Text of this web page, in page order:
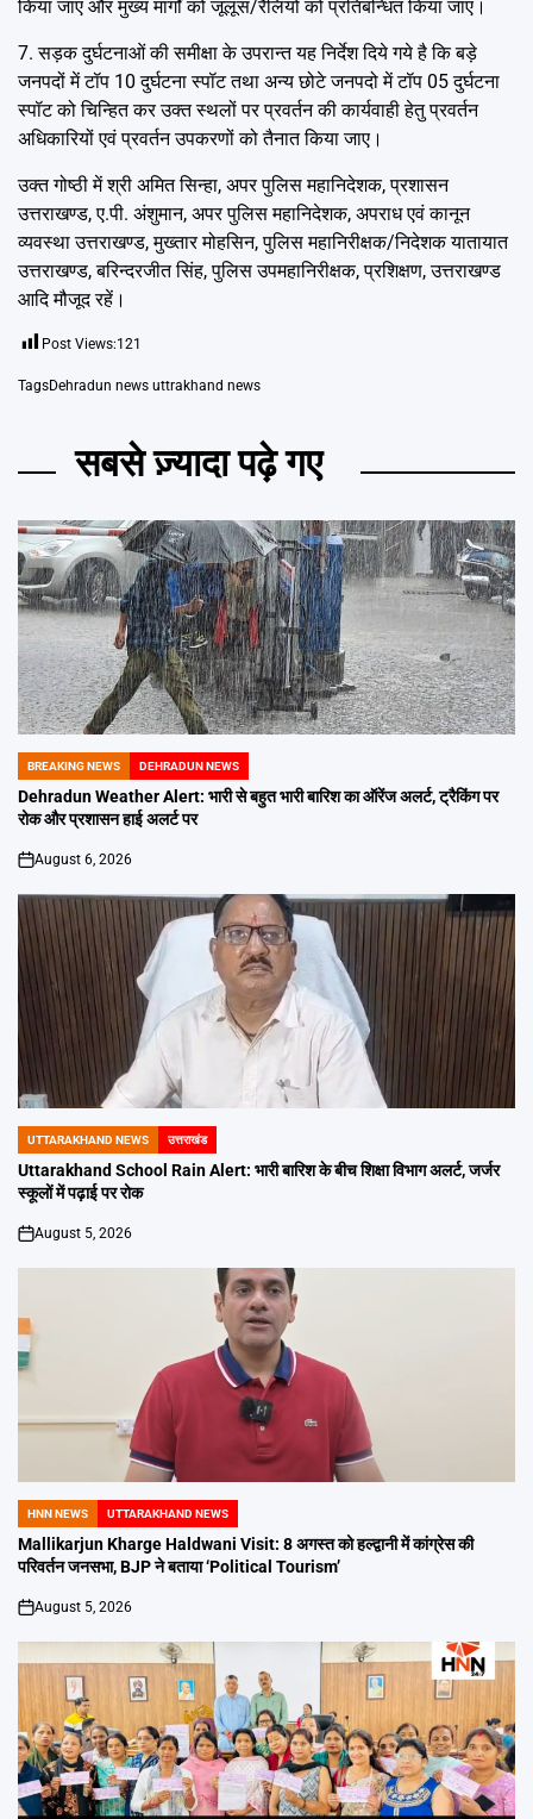
किया जाए और मुख्य मार्गों को जूलूस/रैलियों को प्रतिबन्धित किया जाए।
7. सड़क दुर्घटनाओं की समीक्षा के उपरान्त यह निर्देश दिये गये है कि बड़े
जनपदों में टॉप 10 दुर्घटना स्पॉट तथा अन्य छोटे जनपदो में टॉप 05 दुर्घटना
स्पॉट को चिन्हित कर उक्त स्थलों पर प्रवर्तन की कार्यवाही हेतु प्रवर्तन
अधिकारियों एवं प्रवर्तन उपकरणों को तैनात किया जाए।
उक्त गोष्ठी में श्री अमित सिन्हा, अपर पुलिस महानिदेशक, प्रशासन
उत्तराखण्ड, ए.पी. अंशुमान, अपर पुलिस महानिदेशक, अपराध एवं कानून
व्यवस्था उत्तराखण्ड, मुख्तार मोहसिन, पुलिस महानिरीक्षक/निदेशक यातायात
उत्तराखण्ड, बरिन्दरजीत सिंह, पुलिस उपमहानिरीक्षक, प्रशिक्षण, उत्तराखण्ड
आदि मौजूद रहें।
Post Views:121
TagsDehradun news uttrakhand news
सबसे ज़्यादा पढ़े गए
POSTED
IN
BREAKING NEWS DEHRADUN NEWS
Dehradun Weather Alert: भारी से बहुत भारी बारिश का ऑरेंज अलर्ट, ट्रैकिंग पर
रोक और प्रशासन हाई अलर्ट पर
on
August 6, 2026
POSTED
IN
UTTARAKHAND NEWS उत्तराखंड
Uttarakhand School Rain Alert: भारी बारिश के बीच शिक्षा विभाग अलर्ट, जर्जर
स्कूलों में पढ़ाई पर रोक
on
August 5, 2026
POSTED
IN
HNN NEWS UTTARAKHAND NEWS
Mallikarjun Kharge Haldwani Visit: 8 अगस्त को हल्द्वानी में कांग्रेस की
परिवर्तन जनसभा, BJP ने बताया ‘Political Tourism’
on
August 5, 2026